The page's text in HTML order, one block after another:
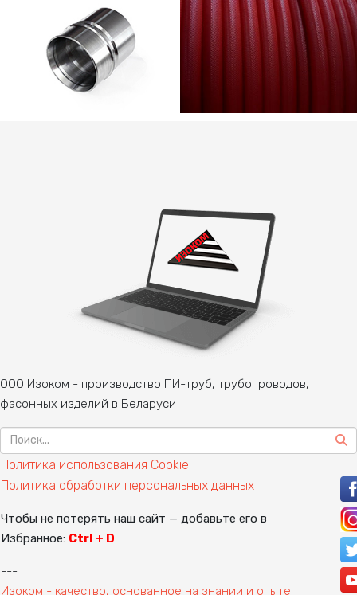
ООО Изоком - производство ПИ-труб, трубопроводов,
фасонных изделий в Беларуси
Политика использования Cookie
Политика обработки персональных данных
Чтобы не потерять наш сайт — добавьте его в
Избранное: Ctrl + D
---
Изоком - качество, основанное на знании и опыте